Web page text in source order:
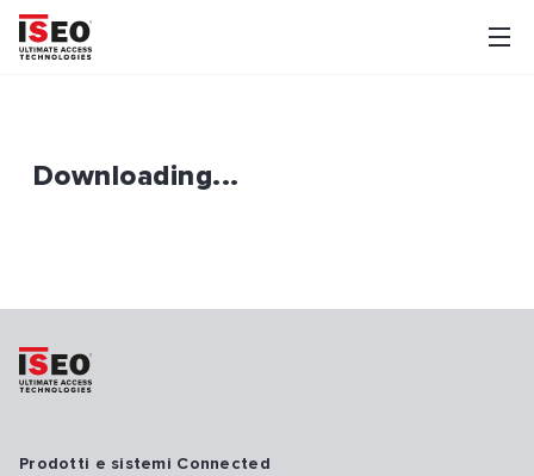
Downloading...
Prodotti e sistemi Connected